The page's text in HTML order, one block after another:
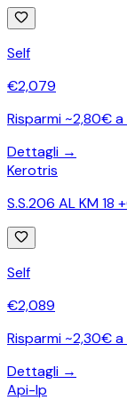
Self
€2,079
Risparmi ~2,80€
Dettagli →
Kerotris
S.S.206 AL KM 18
Self
€2,089
Risparmi ~2,30€
Dettagli →
Api-Ip